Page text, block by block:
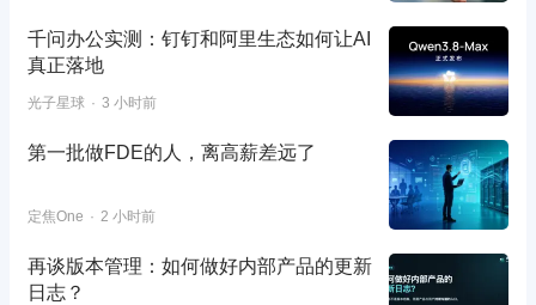
千问办公实测：钉钉和阿里生态如何让AI
真正落地
光子星球 3 小时前
第一批做FDE的人，离高薪差远了
定焦One 2 小时前
再谈版本管理：如何做好内部产品的更新
日志？